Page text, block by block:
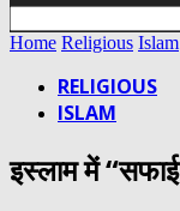
Home Religious Islam
RELIGIOUS
ISLAM
इस्लाम में